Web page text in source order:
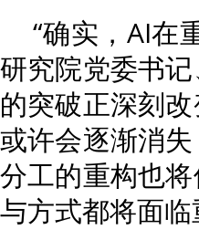
“确实，AI在
研究院党委书
的突破正深刻
或许会逐渐消
分工的重构也
与方式都将面临